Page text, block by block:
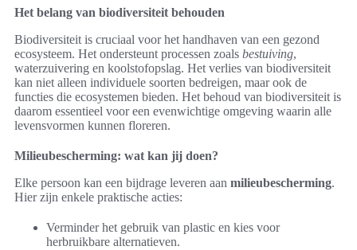
Het belang van biodiversiteit behouden
Biodiversiteit is cruciaal voor het handhaven van een gezond
ecosysteem. Het ondersteunt processen zoals bestuiving,
waterzuivering en koolstofopslag. Het verlies van biodiversiteit
kan niet alleen individuele soorten bedreigen, maar ook de
functies die ecosystemen bieden. Het behoud van biodiversiteit is
daarom essentieel voor een evenwichtige omgeving waarin alle
levensvormen kunnen floreren.
Milieubescherming: wat kan jij doen?
Elke persoon kan een bijdrage leveren aan milieubescherming.
Hier zijn enkele praktische acties:
Verminder het gebruik van plastic en kies voor
herbruikbare alternatieven.